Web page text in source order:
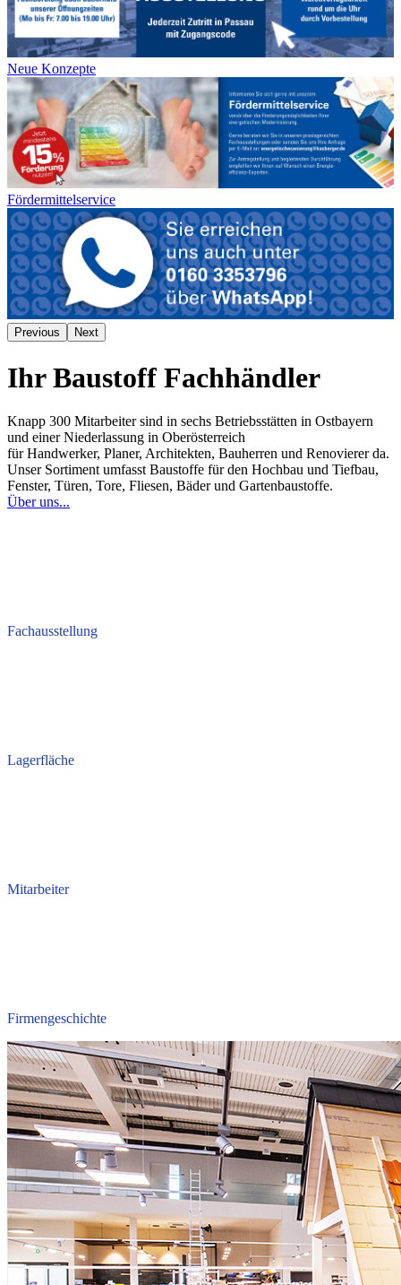
Neue Konzepte
Fördermittelservice
Previous Next
Ihr Baustoff Fachhändler
Knapp 300 Mitarbeiter sind in sechs Betriebsstätten in Ostbayern
und einer Niederlassung in Oberösterreich
für Handwerker, Planer, Architekten, Bauherren und Renovierer da.
Unser Sortiment umfasst Baustoffe für den Hochbau und Tiefbau,
Fenster, Türen, Tore, Fliesen, Bäder und Gartenbaustoffe.
Über uns...
Fachausstellung
Lagerfläche
Mitarbeiter
Firmengeschichte